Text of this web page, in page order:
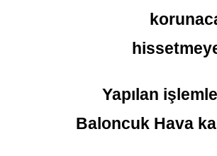
Yapılan
Baloncuk Hava